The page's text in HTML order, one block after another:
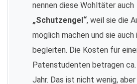
nennen diese Wohltäter auch
„Schutzengel“, weil sie die
möglich machen und sie auch
begleiten. Die Kosten für
Patenstudenten betragen
Jahr. Das ist nicht wenig,